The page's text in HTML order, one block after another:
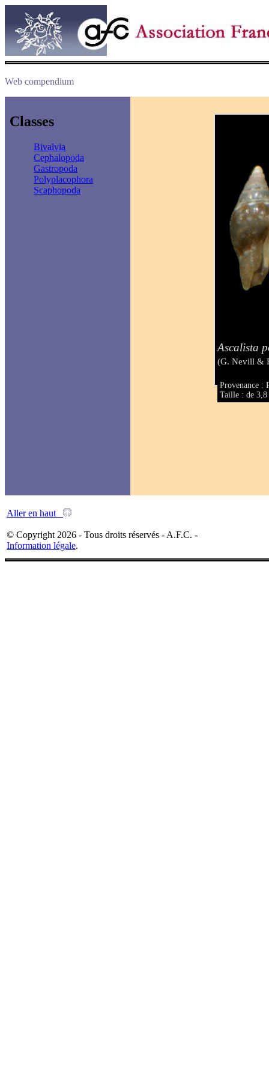
Web compendium
Classes
Bivalvia
Cephalopoda
Gastropoda
Polyplacophora
Scaphopoda
Ascalista
(G. Nevill &
Provenance :
Taille : de 3,8
Aller en haut
© Copyright 2026 - Tous droits réservés - A.F.C. -
Information légale.